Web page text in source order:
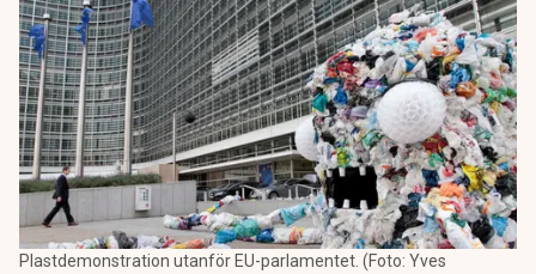
Plastdemonstration utanför EU-parlamentet. (Foto: Yves